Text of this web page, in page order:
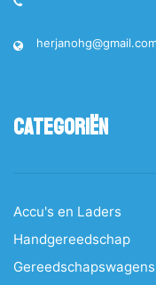
Categoriën
Accu's en Laders
Handgereedschap
Gereedschapswagens